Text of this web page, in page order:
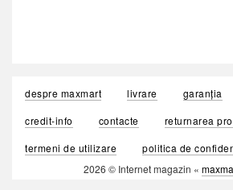
despre maxmart livrare garanția
credit-info
contacte
returnarea
termeni de utilizare
politica de
2026 © Internet magazin «